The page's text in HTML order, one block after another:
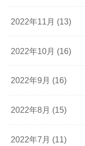
2022年11月 (13)
2022年10月 (16)
2022年9月 (16)
2022年8月 (15)
2022年7月 (11)